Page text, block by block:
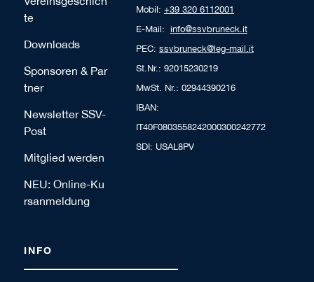
te
Downloads
Sponsoren & Par
tner
Newsletter SSV-
Post
Mitglied werden
NEU: Online-Ku
rsanmeldung
Mobil: +39 320 6112001
E-Mail: info@ssvbruneck.it
PEC: ssvbruneck@leg-mail.it
St.Nr.: 92015230219
MwSt. Nr.: 02944390216
IBAN:
IT40F0803558242000300242772
SDI: USAL8PV
INFO